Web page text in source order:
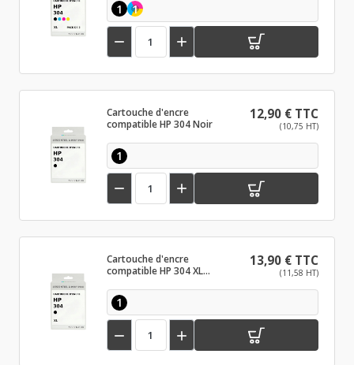
1 1
 
Cartouche d'encre
compatible HP 304 Noir
12,90 € TTC
(10,75 HT)
1
 
Cartouche d'encre
compatible HP 304 XL
13,90 € TTC
(11,58 HT)
1
 